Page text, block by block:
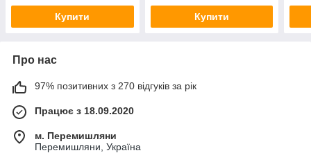
Купити Купити
Про нас
97% позитивних з 270 відгуків за рік
Працює з 18.09.2020
м. Перемишляни
Перемишляни, Україна